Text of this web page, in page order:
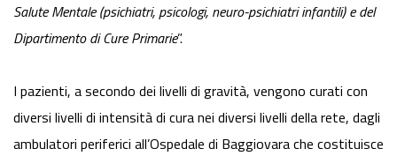
Salute Mentale (psichiatri, psicologi, neuro-psichiatri infantili) e del
Dipartimento di Cure Primarie”.
I pazienti, a secondo dei livelli di gravità, vengono curati con
diversi livelli di intensità di cura nei diversi livelli della rete, dagli
ambulatori periferici all’Ospedale di Baggiovara che costituisce